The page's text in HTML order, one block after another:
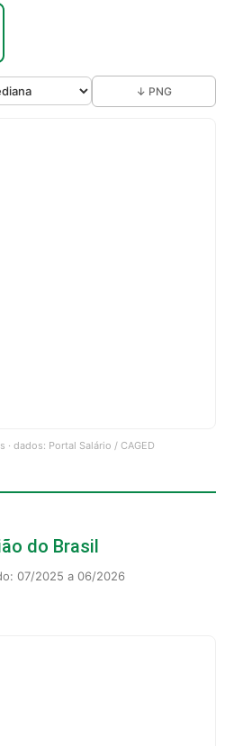
↓ PNG
· dados: Portal Salário / CAGED
do Brasil
07/2025 a 06/2026